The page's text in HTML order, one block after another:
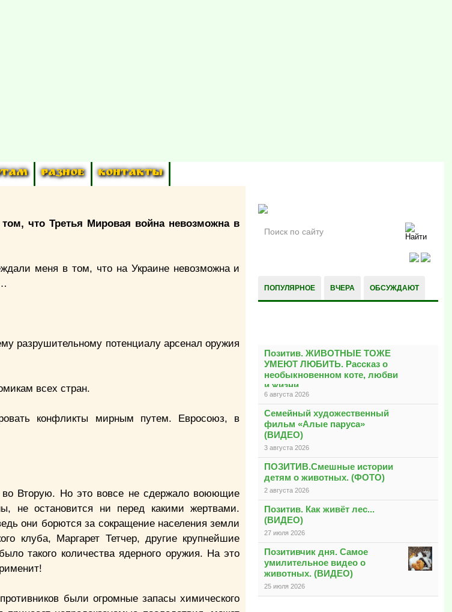
РАЗНОЕ КОНТАКТЫ
ПОПУЛЯРНОЕ ВЧЕРА ОБСУЖДАЮТ
Позитив. ЖИВОТНЫЕ ТОЖЕ
УМЕЮТ ЛЮБИТЬ. Рассказ о
необыкновенном коте, любви
и жизни
6 августа 2026
Семейный художественный
фильм «Алые паруса»
(ВИДЕО)
3 августа 2026
ПОЗИТИВ.Смешные истории
детям о животных. (ФОТО)
2 августа 2026
Позитив. Как живёт лес...
(ВИДЕО)
27 июля 2026
Позитивчик дня. Самое
умилительное видео о
животных. (ВИДЕО)
25 июля 2026
что Третья Мировая война невозможна в
меня в том, что на Украине невозможна и
разрушительному потенциалу арсенал оружия
всех стран.
конфликты мирным путем. Евросоюз, в
Вторую. Но это вовсе не сдержало воюющие
не остановится ни перед какими жертвами.
они борются за сокращение населения земли
клуба, Маргарет Тетчер, другие крупнейшие
такого количества ядерного оружия. На это
были огромные запасы химического